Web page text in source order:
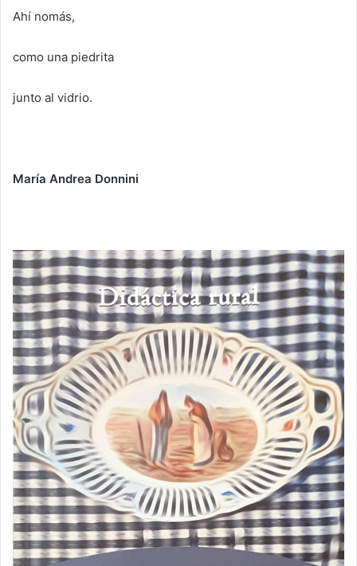
Ahí nomás,
como una piedrita
junto al vidrio.
María Andrea Donnini